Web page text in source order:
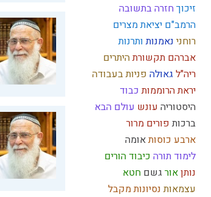
זיכוך חזרה בתשובה
הרמב"ם יציאת מצרים
רוחני נאמנותותרנות
אברהם תקשורתהיתרים
ריה"ל גאולה פניות בעבודה
יראת הרוממותכבוד
היסטוריה עונש עולם הבא
ברכותפורים מרור
ארבע כוסותאומה
לימוד תורה כיבוד הורים
נותןאור גשם חטא
עצמאותנסיונותמקבל